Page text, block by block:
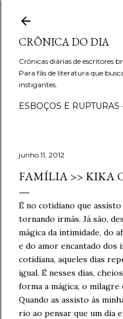
CRÔNICA DO DIA
Crônicas diárias de escritores
Para fãs de literatura que
instigantes.
ESBOÇOS E RUPTURAS
junho 11, 2012
FAMÍLIA >> KIKA
É no cotidiano que
tornando irmãs. Já são,
mágica da intimidade, do
e do amor encantado dos
cotidiana, aqueles dias
igual. É nesses dias,
forma a mágica, o milagre
Quando as assisto às
rio ao pensar que um dia